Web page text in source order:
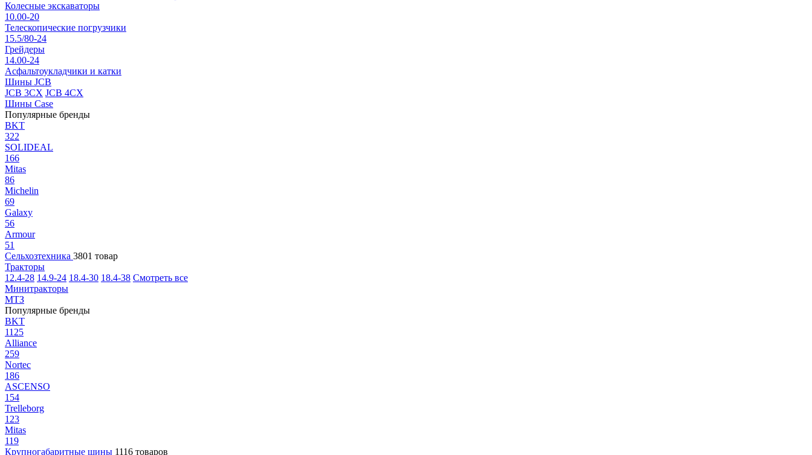
Колесные экскаваторы
10.00-20
Телескопические погрузчики
15.5/80-24
Грейдеры
14.00-24
Асфальтоукладчики и катки
Шины JCB
JCB 3CX JCB 4CX
Шины Case
Популярные бренды
BKT
322
SOLIDEAL
166
Mitas
86
Michelin
69
Galaxy
56
Armour
51
Сельхозтехника 3801 товар
Тракторы
12.4-28 14.9-24 18.4-30 18.4-38 Смотреть все
Минитракторы
МТЗ
Популярные бренды
BKT
1125
Alliance
259
Nortec
186
ASCENSO
154
Trelleborg
123
Mitas
119
Крупногабаритные шины 1116 товаров